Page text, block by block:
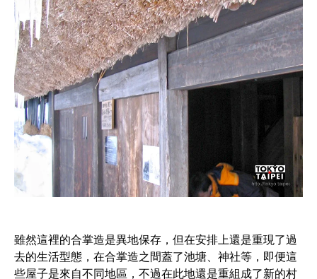
雖然這裡的合掌造是異地保存，但在安排上還是重現了過
去的生活型態，在合掌造之間蓋了池塘、神社等，即便這
些屋子是來自不同地區，不過在此地還是重組成了新的村